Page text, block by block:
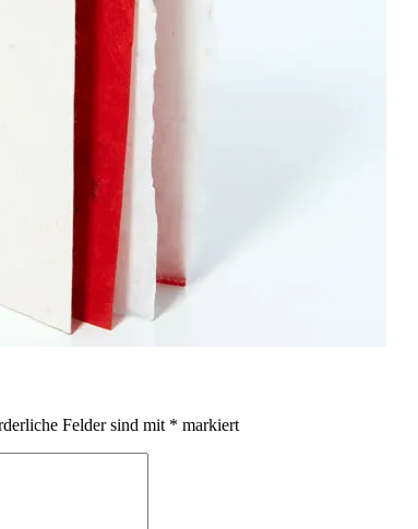
Felder sind mit * markiert